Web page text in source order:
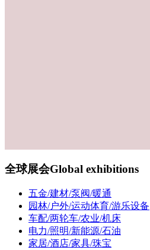
全球展会Global exhibitions
五金/建材/泵阀/暖通
园林/户外/运动体育/游乐设备
车配/两轮车/农业/机床
电力/照明/新能源/石油
家居/酒店/家具/珠宝